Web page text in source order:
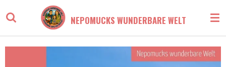
Hauptinhalt
NEPOMUCKS WUNDERBARE WELT